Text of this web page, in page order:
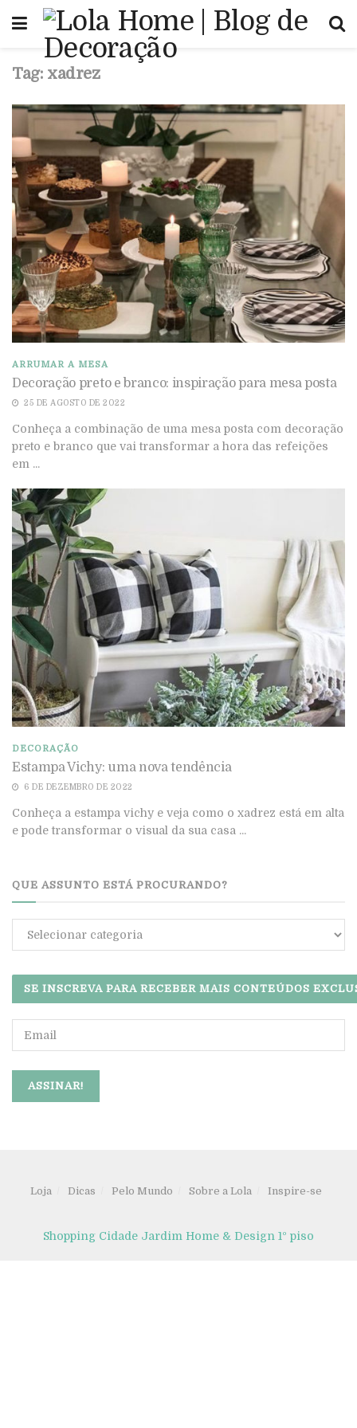
Tag: xadrez
ARRUMAR A MESA
Decoração preto e branco: inspiração para mesa posta
25 DE AGOSTO DE 2022
Conheça a combinação de uma mesa posta com decoração
preto e branco que vai transformar a hora das refeições
em ...
DECORAÇÃO
Estampa Vichy: uma nova tendência
6 DE DEZEMBRO DE 2022
Conheça a estampa vichy e veja como o xadrez está em alta
e pode transformar o visual da sua casa ...
QUE ASSUNTO ESTÁ PROCURANDO?
procurando?
SE INSCREVA PARA RECEBER MAIS CONTEÚDOS
Loja Dicas Pelo Mundo Sobre a Lola Inspire-se
Shopping Cidade Jardim Home & Design 1º piso